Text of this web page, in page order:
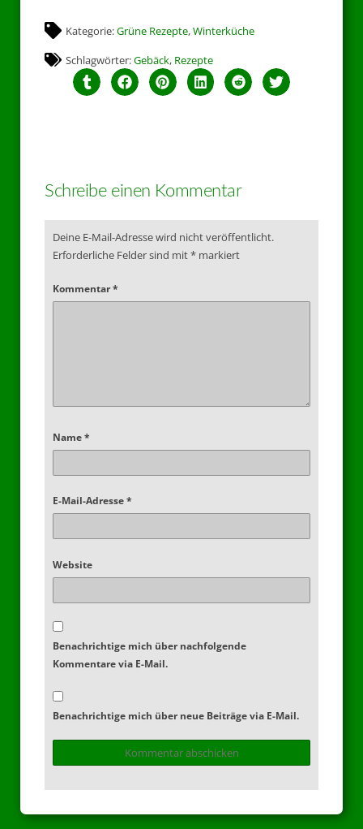
Kategorie:Grüne Rezepte,Winterküche
Schlagwörter:Gebäck, Rezepte
Schreibe einen Kommentar
Deine E-Mail-Adresse wird nicht veröffentlicht.
Erforderliche Felder sind mit* markiert
Kommentar*
Name*
E-Mail-Adresse*
Website
Benachrichtige mich über nachfolgende
Kommentare via E-Mail.
Benachrichtige mich über neue Beiträge via E-Mail.